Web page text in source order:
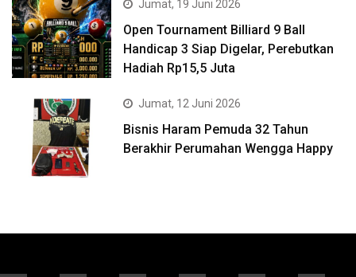
Jumat, 19 Juni 2026
Open Tournament Billiard 9 Ball
Handicap 3 Siap Digelar, Perebutkan
Hadiah Rp15,5 Juta
Jumat, 12 Juni 2026
Bisnis Haram Pemuda 32 Tahun
Berakhir Perumahan Wengga Happy